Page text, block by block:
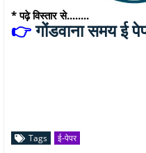
* पढ़े विस्तार से........
👉गोंडवाना समय
Tags ई-पेपर